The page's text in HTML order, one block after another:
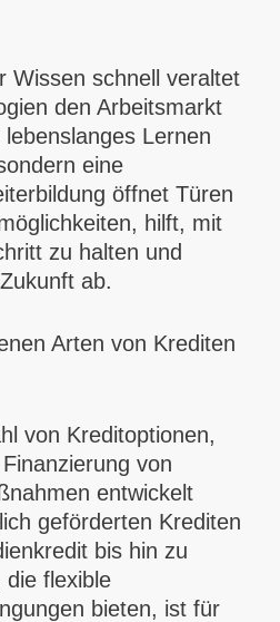
Wissen schnell veraltet
den Arbeitsmarkt
Lernen
eine
öffnet Türen
hilft, mit
zu halten und
ab.
Arten von Krediten
von Kreditoptionen,
von
entwickelt
geförderten Krediten
bis hin zu
die flexible
bieten, ist für